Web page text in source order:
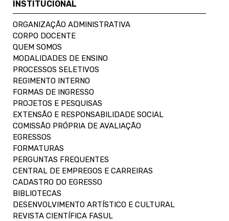
INSTITUCIONAL
ORGANIZAÇÃO ADMINISTRATIVA
CORPO DOCENTE
QUEM SOMOS
MODALIDADES DE ENSINO
PROCESSOS SELETIVOS
REGIMENTO INTERNO
FORMAS DE INGRESSO
PROJETOS E PESQUISAS
EXTENSÃO E RESPONSABILIDADE SOCIAL
COMISSÃO PRÓPRIA DE AVALIAÇÃO
EGRESSOS
FORMATURAS
PERGUNTAS FREQUENTES
CENTRAL DE EMPREGOS E CARREIRAS
CADASTRO DO EGRESSO
BIBLIOTECAS
DESENVOLVIMENTO ARTÍSTICO E CULTURAL
REVISTA CIENTÍFICA FASUL